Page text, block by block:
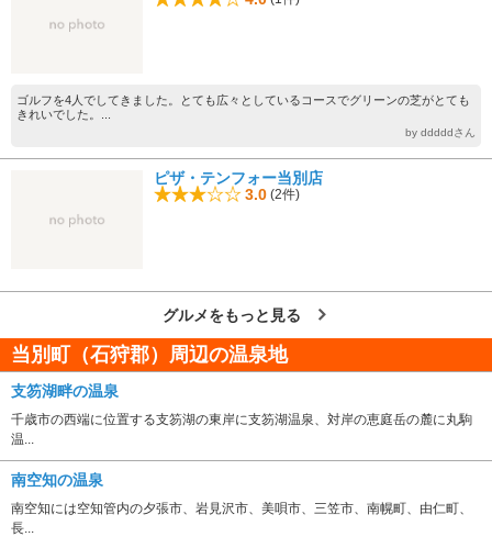
ゴルフを4人でしてきました。とても広々としているコースでグリーンの芝がとても
きれいでした。...
by dddddさん
ピザ・テンフォー当別店
3.0 (2件)
グルメをもっと見る
当別町（石狩郡）周辺の温泉地
支笏湖畔の温泉
千歳市の西端に位置する支笏湖の東岸に支笏湖温泉、対岸の恵庭岳の麓に丸駒
温...
南空知の温泉
南空知には空知管内の夕張市、岩見沢市、美唄市、三笠市、南幌町、由仁町、
長...